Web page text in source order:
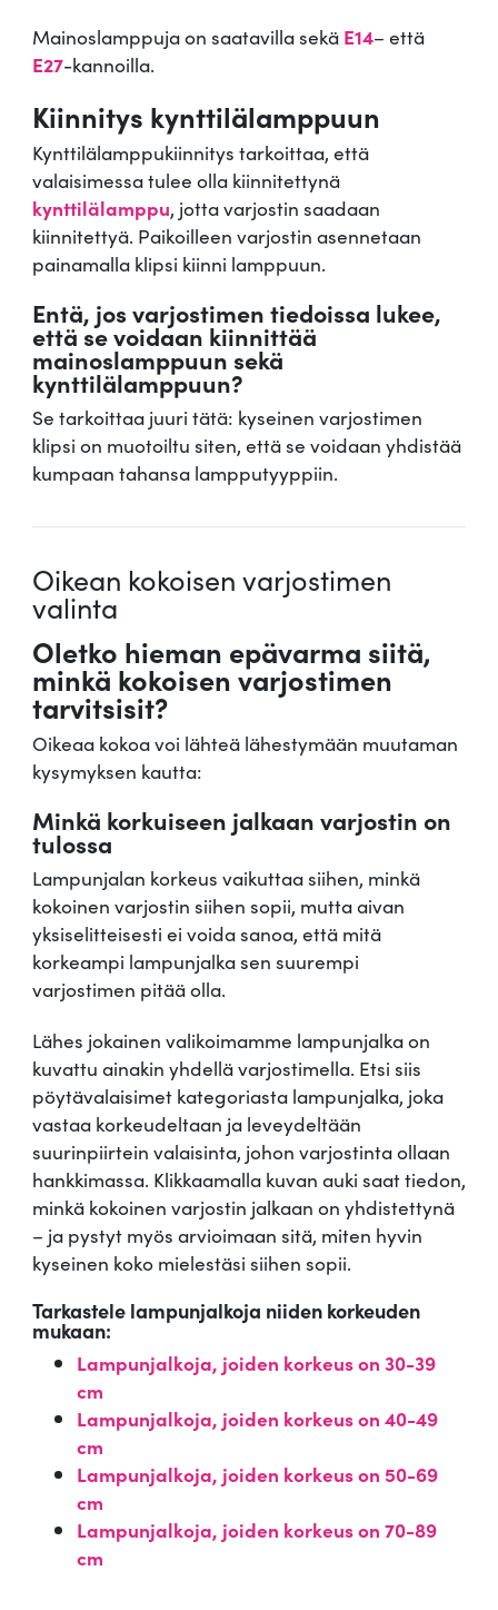
Mainoslamppuja on saatavilla sekä E14– että
E27-kannoilla.
Kiinnitys kynttilälamppuun
Kynttilälamppukiinnitys tarkoittaa, että
valaisimessa tulee olla kiinnitettynä
kynttilälamppu, jotta varjostin saadaan
kiinnitettyä. Paikoilleen varjostin asennetaan
painamalla klipsi kiinni lamppuun.
Entä, jos varjostimen tiedoissa lukee,
että se voidaan kiinnittää
mainoslamppuun sekä
kynttilälamppuun?
Se tarkoittaa juuri tätä: kyseinen varjostimen
klipsi on muotoiltu siten, että se voidaan yhdistää
kumpaan tahansa lampputyyppiin.
Oikean kokoisen varjostimen
valinta
Oletko hieman epävarma siitä,
minkä kokoisen varjostimen
tarvitsisit?
Oikeaa kokoa voi lähteä lähestymään muutaman
kysymyksen kautta:
Minkä korkuiseen jalkaan varjostin on
tulossa
Lampunjalan korkeus vaikuttaa siihen, minkä
kokoinen varjostin siihen sopii, mutta aivan
yksiselitteisesti ei voida sanoa, että mitä
korkeampi lampunjalka sen suurempi
varjostimen pitää olla.
Lähes jokainen valikoimamme lampunjalka on
kuvattu ainakin yhdellä varjostimella. Etsi siis
pöytävalaisimet kategoriasta lampunjalka, joka
vastaa korkeudeltaan ja leveydeltään
suurinpiirtein valaisinta, johon varjostinta ollaan
hankkimassa. Klikkaamalla kuvan auki saat tiedon,
minkä kokoinen varjostin jalkaan on yhdistettynä
– ja pystyt myös arvioimaan sitä, miten hyvin
kyseinen koko mielestäsi siihen sopii.
Tarkastele lampunjalkoja niiden korkeuden
mukaan:
Lampunjalkoja, joiden korkeus on 30-39
cm
Lampunjalkoja, joiden korkeus on 40-49
cm
Lampunjalkoja, joiden korkeus on 50-69
cm
Lampunjalkoja, joiden korkeus on 70-89
cm